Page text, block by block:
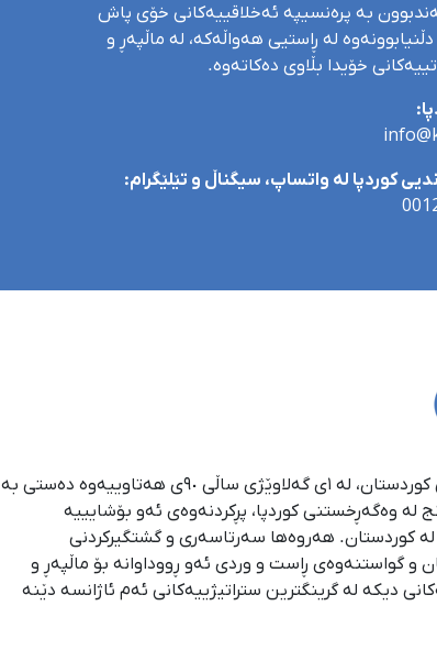
بە پرەنسیپە ئەخلاقییەکانی خۆی پاش
لە ڕاستیی هەواڵەکە، لە ماڵپەڕ و
خۆیدا بڵاوی دەکاتەوە.
کوردپا لە واتساپ، سیگناڵ و تێلێگرام:
ئاژانسی هەواڵدەریی کوردستان، لە ١ی گەلاوێژی ساڵی ٩٠ی هەتاوییەوە دەستی بە
لە وەگەڕخستنی كوردپا، پڕكردنەوەی ئەو بۆشایییە
لە كوردستان. هەروەها سەرتاسەری و گشتگیركردنی
و گواستنەوەی ڕاست و وردی ئەو ڕووداوانە بۆ ماڵپەڕ و
دیكە لە گرینگترین ستراتیژییەكانی ئەم ئاژانسە دێنە